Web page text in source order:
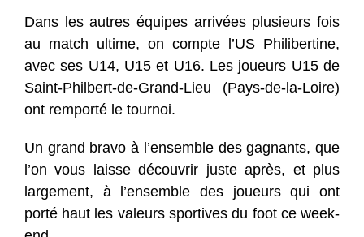
Dans les autres équipes arrivées plusieurs fois
au match ultime, on compte l’US Philibertine,
avec ses U14, U15 et U16. Les joueurs U15 de
Saint-Philbert-de-Grand-Lieu (Pays-de-la-Loire)
ont remporté le tournoi.
Un grand bravo à l’ensemble des gagnants, que
l’on vous laisse découvrir juste après, et plus
largement, à l’ensemble des joueurs qui ont
porté haut les valeurs sportives du foot ce week-